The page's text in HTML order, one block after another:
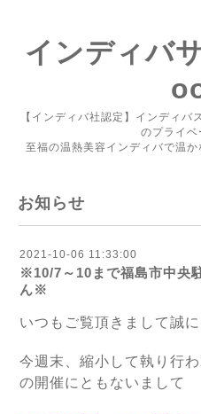
インディバ
【インディバ社認定】インディバ
のプライベ
至福の温熱美容インディバで温
お知らせ
2021-10-06 11:33:00
※10/7～10まで福島市中央
ん※
いつもご覧頂きまして誠
今週末、縮小して執り行
の開催にともないまして